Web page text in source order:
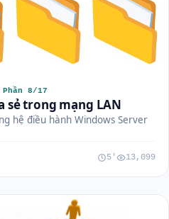
8/17
sẻ trong mạng LAN
hệ điều hành Windows Server
5' 13,099